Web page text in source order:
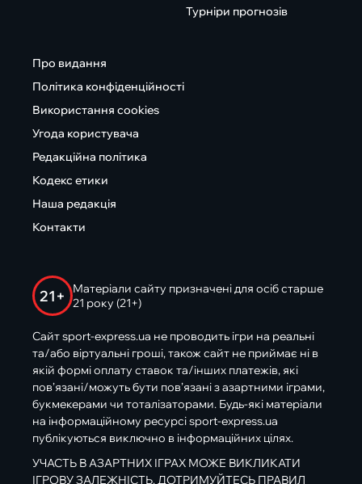
Турніри прогнозів
Про видання
Політика конфіденційності
Використання cookies
Угода користувача
Редакційна політика
Кодекс етики
Наша редакція
Контакти
21+
Матеріали сайту призначені для осіб старше
21 року (21+)
Сайт sport-express.ua не проводить ігри на реальні
та/або віртуальні гроші, також сайт не приймає ні в
якій формі оплату ставок та/інших платежів, які
пов’язані/можуть бути пов’язані з азартними іграми,
букмекерами чи тоталізаторами. Будь-які матеріали
на інформаційному ресурсі sport-express.ua
публікуються виключно в інформаційних цілях.
УЧАСТЬ В АЗАРТНИХ ІГРАХ МОЖЕ ВИКЛИКАТИ
ІГРОВУ ЗАЛЕЖНІСТЬ. ДОТРИМУЙТЕСЬ ПРАВИЛ